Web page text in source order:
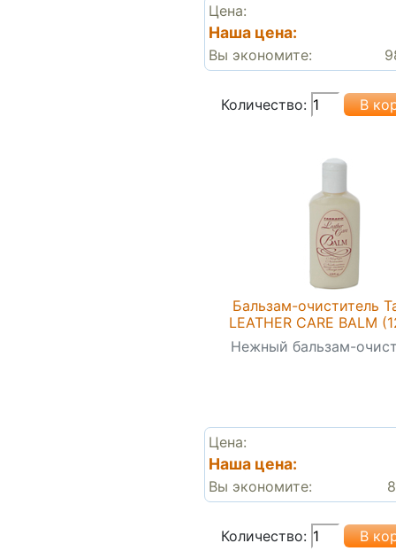
Цена:
Наша цена:
Вы экономите:
Количество:
Бальзам-очиститель
LEATHER CARE BALM
Нежный бальзам-
Цена:
Наша цена:
Вы экономите:
Количество: